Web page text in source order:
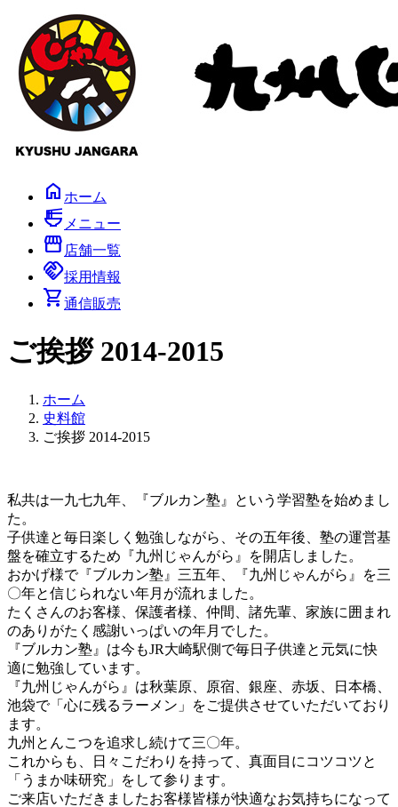
ン
ツ
キ
ー
シ
に
home ホーム
ramen_dining メニュー
storefront 店舗一覧
handshake採用情報
shopping_cart通信販売
ご挨拶 2014-2015
ホーム
史料館
ご挨拶 2014-2015
私共は一九七九年、『ブルカン塾』という学習塾を始めまし
た。
子供達と毎日楽しく勉強しながら、その五年後、塾の運営基
盤を確立するため『九州じゃんがら』を開店しました。
おかげ様で『ブルカン塾』三五年、『九州じゃんがら』を三
〇年と信じられない年月が流れました。
たくさんのお客様、保護者様、仲間、諸先輩、家族に囲まれ
のありがたく感謝いっぱいの年月でした。
『ブルカン塾』は今もJR大崎駅側で毎日子供達と元気に快
適に勉強しています。
『九州じゃんがら』は秋葉原、原宿、銀座、赤坂、日本橋、
池袋で「心に残るラーメン」をご提供させていただいており
ます。
九州とんこつを追求し続けて三〇年。
これからも、日々こだわりを持って、真面目にコツコツと
「うまか味研究」をして参ります。
ご来店いただきましたお客様皆様が快適なお気持ちになって